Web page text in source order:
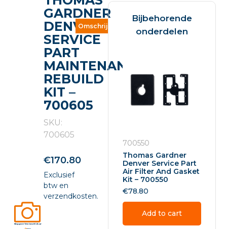
GARDNER
DENVER
SERVICE
PART
MAINTENANCE
REBUILD
KIT –
700605
SKU:
700605
€170.80
Exclusief
btw en
verzendkosten.
Omschrijving
Bijbehorende
onderdelen
700550
Thomas Gardner
Denver Service Part
Air Filter And Gasket
Kit – 700550
€78.80
Add to cart